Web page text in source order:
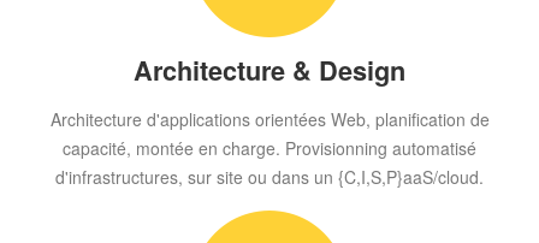
Architecture & Design
Architecture d'applications orientées Web, planification de
capacité, montée en charge. Provisionning automatisé
d'infrastructures, sur site ou dans un {C,I,S,P}aaS/cloud.